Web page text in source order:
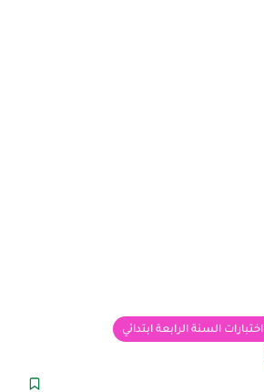
اختبارات السنة الرابعة ابتدائي